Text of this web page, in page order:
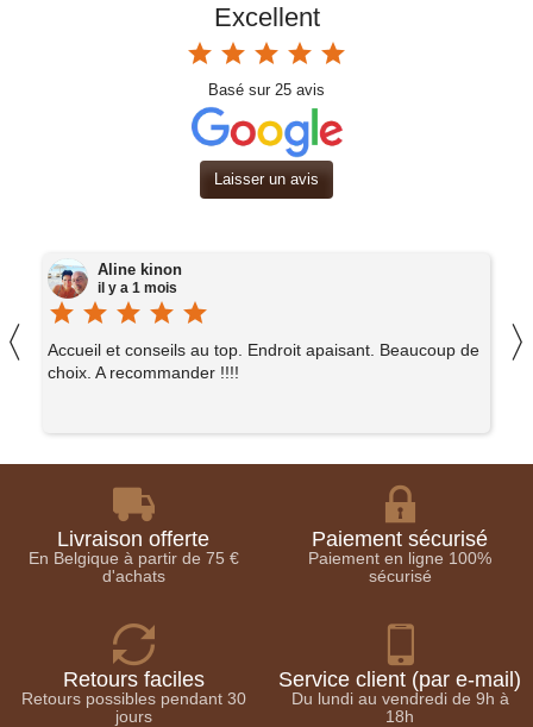
Excellent
star star star star star
Basé sur 25 avis
Laisser un avis
Aline kinon
il y a 1 mois
star star star star star
Accueil et conseils au top. Endroit apaisant. Beaucoup de
choix. A recommander !!!!
Livraison offerte
En Belgique à partir de 75 €
d'achats
Paiement sécurisé
Paiement en ligne 100%
sécurisé
Retours faciles
Retours possibles pendant 30
jours
Service client (par e-mail)
Du lundi au vendredi de 9h à
18h